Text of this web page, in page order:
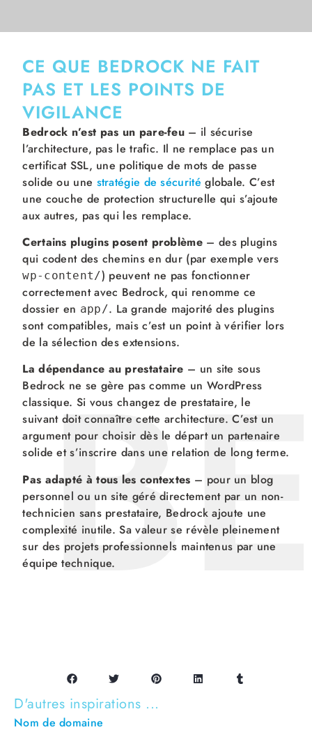
CE QUE BEDROCK NE FAIT
PAS ET LES POINTS DE
VIGILANCE
Bedrock n’est pas un pare-feu – il sécurise
l’architecture, pas le trafic. Il ne remplace pas un
certificat SSL, une politique de mots de passe
solide ou une stratégie de sécurité globale. C’est
une couche de protection structurelle qui s’ajoute
aux autres, pas qui les remplace.
Certains plugins posent problème – des plugins
qui codent des chemins en dur (par exemple vers
wp-content/) peuvent ne pas fonctionner
correctement avec Bedrock, qui renomme ce
dossier en app/. La grande majorité des plugins
sont compatibles, mais c’est un point à vérifier lors
de la sélection des extensions.
La dépendance au prestataire – un site sous
Bedrock ne se gère pas comme un WordPress
classique. Si vous changez de prestataire, le
suivant doit connaître cette architecture. C’est un
argument pour choisir dès le départ un partenaire
solide et s’inscrire dans une relation de long terme.
Pas adapté à tous les contextes – pour un blog
personnel ou un site géré directement par un non-
technicien sans prestataire, Bedrock ajoute une
complexité inutile. Sa valeur se révèle pleinement
sur des projets professionnels maintenus par une
équipe technique.
D'autres inspirations ...
Nom de domaine